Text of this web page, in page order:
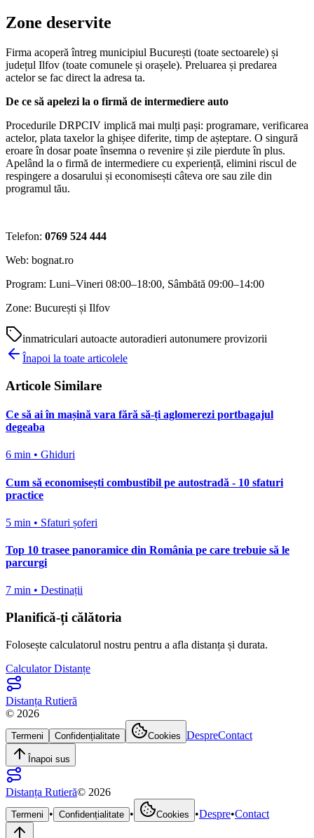
Zone deservite
Firma acoperă întreg municipiul București (toate sectoarele) și
județul Ilfov (toate comunele și orașele). Preluarea și predarea
actelor se fac direct la adresa ta.
De ce să apelezi la o firmă de intermediere auto
Procedurile DRPCIV implică mai mulți pași: programare, verificarea
actelor, plata taxelor la ghișee diferite, timp de așteptare. O singură
eroare în dosar poate însemna o revenire și zile pierdute în plus.
Apelând la o firmă de intermediere cu experiență, elimini riscul de
respingere a dosarului și economisești câteva ore sau zile din
programul tău.
Telefon: 0769 524 444
Web: bognat.ro
Program: Luni–Vineri 08:00–18:00, Sâmbătă 09:00–14:00
Zone: București și Ilfov
inmatriculari autoacte autoradieri autonumere provizorii
Înapoi la toate articolele
Articole Similare
Ce să ai în mașină vara fără să-ți aglomerezi portbagajul
degeaba
6 min • Ghiduri
Cum să economisești combustibil pe autostradă - 10 sfaturi
practice
5 min • Sfaturi șoferi
Top 10 trasee panoramice din România pe care trebuie să le
parcurgi
7 min • Destinații
Planifică-ți călătoria
Folosește calculatorul nostru pentru a afla distanța și durata.
Calculator Distanțe
Distanța Rutieră
© 2026
Termeni Confidențialitate Cookies DespreContact
Înapoi sus
Distanța Rutieră© 2026
Termeni • Confidențialitate • Cookies •Despre•Contact